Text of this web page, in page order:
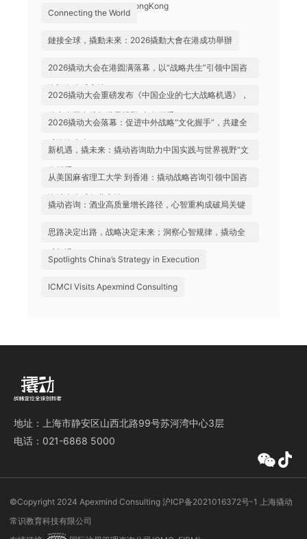
Successfully Held in HongKong
Connecting the World
鏈接全球，撬動未來：2026撬動大會在港成功舉辦
2026撬动大会在港圆满落幕，以“战略共生”引领中国咨
询迈向全球高地
2026撬动大会重磅发布《中国企业的七大战略机遇》，
助力中国实践与世界视野“文化握手”
2026撬动大会落幕：促进中外战略“文化握手”，共建全
球咨询生态
新机遇，撬未来：撬动咨询助力中国实践与世界视野“文
化握手”
从美国麻省理工大学 到香港：撬动战略咨询引领中国咨
询站上全球行业高地
撬动咨询：酒业高质量增长路径，心智重构成破局关键
思路决定出路，战略决定未来；洞察心智规律，撬动全
球机遇
Spotlights China’s Strategy in Execution
ICMCI Visits Apexmind Consulting
地址：上海市静安区山西北路99号苏河湾中心3层
电话：021-6868 5000
©️Copyright 2024 Apexmind Consulting 沪ICP备2021016372号-1
上海撬动
常识教育科技有限公司